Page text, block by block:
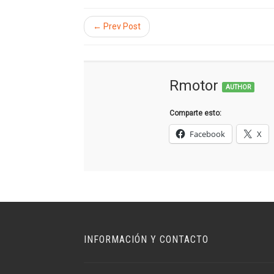
← Prev Post
Rmotor AUTHOR
Comparte esto:
Facebook X
INFORMACIÓN Y CONTACTO